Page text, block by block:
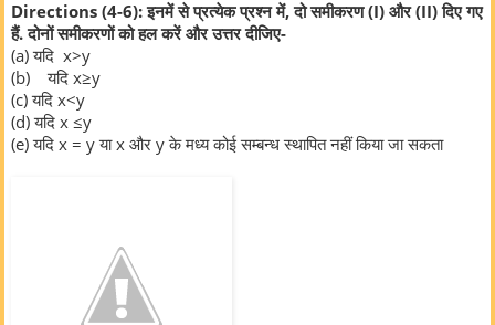
Directions (4-6): इनमें से प्रत्येक प्रश्न में, दो समीकरण (I) और (II) दिए गए
हैं. दोनों समीकरणों को हल करें और उत्तर दीजिए-
(a) यदि x>y
(b) यदि x≥y
(c) यदि x<y
(d) यदि x ≤y
(e) यदि x = y या x और y के मध्य कोई सम्बन्ध स्थापित नहीं किया जा सकता